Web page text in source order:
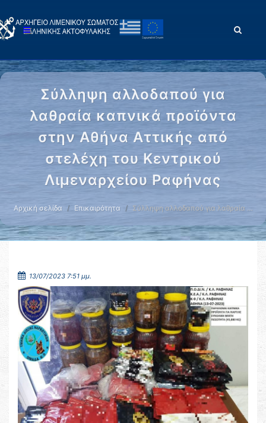
Σύλληψη αλλοδαπού για
λαθραία καπνικά προϊόντα
στην Αθήνα Αττικής από
στελέχη του Κεντρικού
Λιμεναρχείου Ραφήνας
Αρχική σελίδα Επικαιρότητα Σύλληψη αλλοδαπού για λαθραία …
13/07/2023 7:51 μμ.